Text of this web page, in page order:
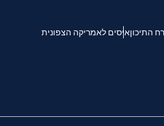
התיכוןאיסים לאמריקה הצפונית